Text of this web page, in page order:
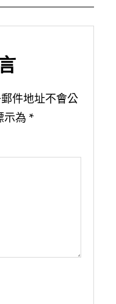
件地址不會公
示為 *